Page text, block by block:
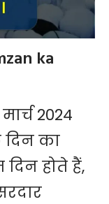
ka
2024
दिन का
होते हैं,